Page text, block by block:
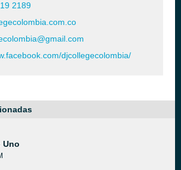
2189
djcollegecolombia/
Uno